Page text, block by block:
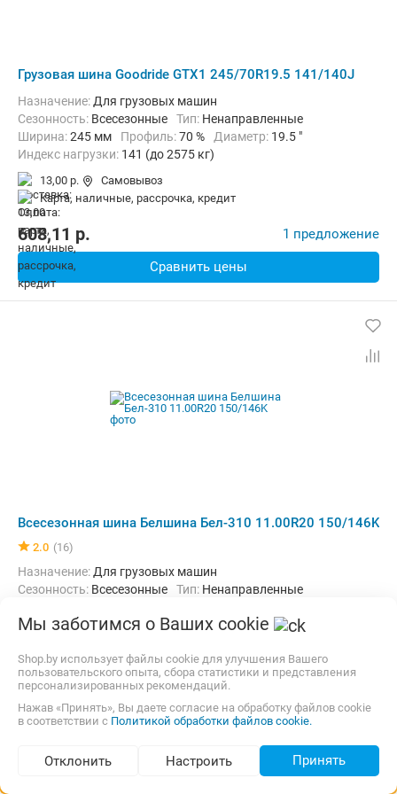
Подбор по параметрам (1 020)
Грузовая шина Goodride GTX1 245/70R19.5 141/140J
Назначение: Для грузовых машин
Сезонность: Всесезонные Тип: Ненаправленные
Ширина:245 мм Профиль:70 % Диаметр: 19.5 "
Индекс нагрузки: 141 (до 2575 кг)
Индекс скорости:
13,00 р.
Самовывоз
карта, наличные, рассрочка, кредит
608,11 p. 1 предложение
Сравнить цены
Всесезонная шина Белшина Бел-310 11.00R20 150/146K
2.0 (16)
Назначение: Для грузовых машин
Сезонность: Всесезонные Тип: Ненаправленные
Индекс нагрузки:150 (до 3350 кг)
13,00 р.,
Самовывоз
карта, наличные, рассрочка, кредит
от824,58p. 2 предложения
Мы заботимся о Ваших cookie
Shop.by использует файлы cookie для улучшения Вашего
пользовательского опыта, сбора статистики и представления
персонализированных рекомендаций.
Нажав «Принять», Вы даете согласие на обработку файлов cookie
в соответствии с Политикой обработки файлов cookie.
Отклонить Настроить Принять